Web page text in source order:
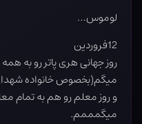
لوموس…
12فروردین
روز جهانی هری پاتر رو به همه
میگم(بخصوص خانواده
و روز معلم رو هم به تمام
میگمممم.